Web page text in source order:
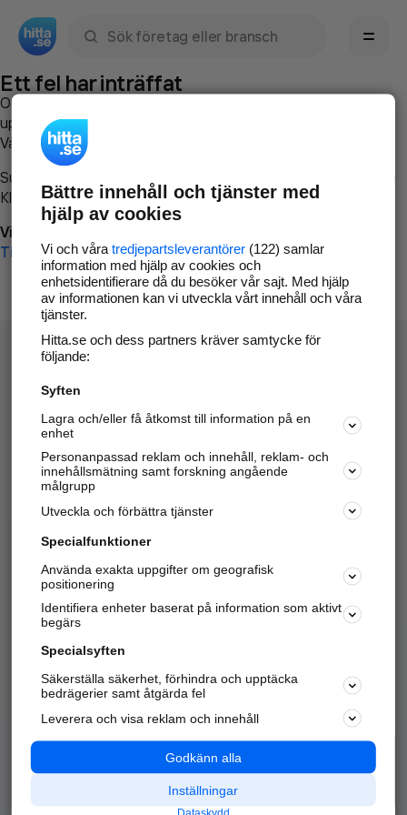
Ett fel har inträffat
Om du vill kan du
uppstod så att vi lättare och snabbare kan avhjälpa det.
Vänligen försök med följande:
Surfa till
Klicka påTillbaka-knappen i webbläsaren och försök igen
Vi beklagar besväret!
Till startsidan
Hitta.se - Gratis nummerupplysning.
Sök företag, personer och platser.
Hitta telefonnummer, adresser, företagsinfo mm.
Marknadsför företaget
Kom igång och annonsera mot
samarbetspartners nära dig.
Alla kategorier
Populära sökningar
API & Kartor
Annonsera
Integritet
Nödnummer
Bättre innehåll och tjänster med
hjälp av cookies
Vi och våra tredjepartsleverantörer(122) samlar
information med hjälp av cookies och
enhetsidentifierare då du besöker vår sajt. Med hjälp
av informationen kan vi utveckla vårt innehåll och våra
tjänster.
Hitta.se och dess partners kräver samtycke för
följande:
Syften
Lagra och/eller få åtkomst till information på en
enhet
Personanpassad reklam och innehåll, reklam- och
innehållsmätning samt forskning angående
målgrupp
Utveckla och förbättra tjänster
Specialfunktioner
Använda exakta uppgifter om geografisk
positionering
Identifiera enheter baserat på information som aktivt
begärs
Specialsyften
Säkerställa säkerhet, förhindra och upptäcka
bedrägerier samt åtgärda fel
Leverera och visa reklam och innehåll
Godkänn alla
Inställningar
Dataskydd